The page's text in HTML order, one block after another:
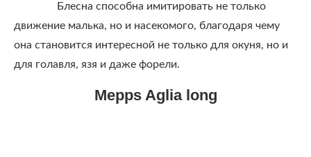
Блесна способна имитировать не только
движение малька, но и насекомого, благодаря чему
она становится интересной не только для окуня, но и
для голавля, язя и даже форели.
Mepps Aglia long